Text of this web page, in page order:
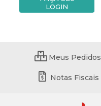
LOGIN
Meus Pedidos
Notas Fiscais